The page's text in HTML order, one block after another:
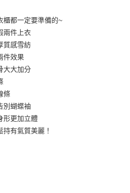
分期的期數、繳款截止日，確認付款後即完
金額請依後續交易確認頁面所載為準。
認交易或遇審核未通過，訂單將自動取
大哥付你分期」於每月結算日後寄送繳費提
擇「超商條碼／台灣大直營門市／銀行轉
等通路繳費。
限公司」（以下簡稱本公司）所提供，讓
買商品或服務，並由商店將買賣／分期付款
期」之契約關係目的，商店將以您的個人
需資料之確認、核對及更正。
連結：
之後才付款」的支付方式。 讓您購物簡單
綁卡、不需儲值。
認證，即可結帳。
，再付款。
】
享後付」後，將跳轉至「AFTEE先享後付」
繳費通知簡訊。
，點擊此簡訊中的連結，可透過四大超商／
行付款，方視為交易完成。
需立刻繳費，但若您需要取消訂單，請聯絡
消之訂單仍視為有效，需透過AFTEE先享
退款等相關疑問，請聯繫「AFTEE先享後付
上)免運費
上)免運費
上)免運費
櫃都一定要準備的~
兩件上衣
質感雪紡
件效果
大大加分
條
別蝴蝶袖
形更加立體
有氣質美麗！